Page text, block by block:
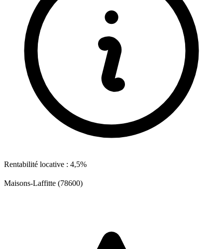
Rentabilité locative : 4,5%
Maisons-Laffitte (78600)